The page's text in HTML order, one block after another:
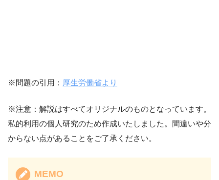
※問題の引用： 厚生労働省より
※注意：解説はすべてオリジナルのものとなっています。
私的利用の個人研究のため作成いたしました。間違いや分
からない点があることをご了承ください。
MEMO